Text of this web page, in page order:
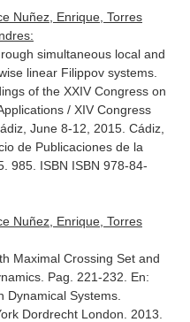
Nuñez, Enrique, Torres
simultaneous local and
linear Filippov systems.
of the XXIV Congress on
/ XIV Congress
June 8-12, 2015. Cádiz,
de Publicaciones de la
985. ISBN ISBN 978-84-
Nuñez, Enrique, Torres
Maximal Crossing Set and
Pag. 221-232. En:
Dynamical Systems.
Dordrecht London. 2013.